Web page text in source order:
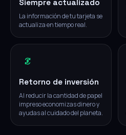
Siempre actualizado
La información de tu tarjeta se
actualiza en tiempo real.
Retorno de inversión
Al reducir la cantidad de papel
impreso economizas dinero y
ayudas al cuidado del planeta.